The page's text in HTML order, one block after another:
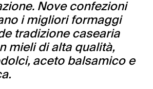
Nove confezioni
i migliori formaggi
tradizione casearia
mieli di alta qualità,
aceto balsamico e